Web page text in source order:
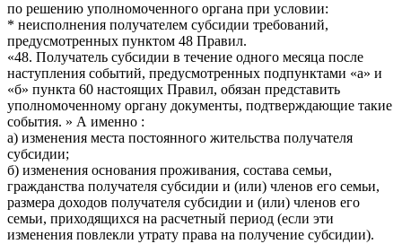
по решению уполномоченного органа при условии:
* неисполнения получателем субсидии требований,
предусмотренных пунктом 48 Правил.
«48. Получатель субсидии в течение одного месяца после
наступления событий, предусмотренных подпунктами «а» и
«б» пункта 60 настоящих Правил, обязан представить
уполномоченному органу документы, подтверждающие такие
события. » А именно :
а) изменения места постоянного жительства получателя
субсидии;
б) изменения основания проживания, состава семьи,
гражданства получателя субсидии и (или) членов его семьи,
размера доходов получателя субсидии и (или) членов его
семьи, приходящихся на расчетный период (если эти
изменения повлекли утрату права на получение субсидии).